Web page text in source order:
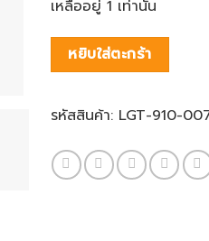
เหลืออยู่ 1 เท่านั้น
หยิบใส่ตะกร้า
รหัสสินค้า: LGT-910-